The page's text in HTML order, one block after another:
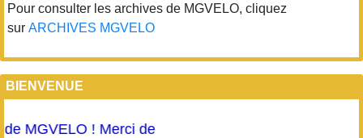
Pour consulter les archives de MGVELO, cliquez
sur ARCHIVES MGVELO
BIENVENUE
! Merci de